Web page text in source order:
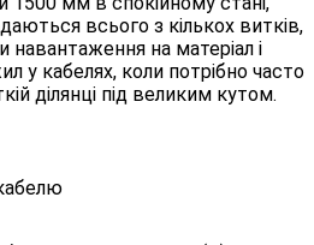
всього з кількох витків,
на матеріал і
у кабелях, коли потрібно часто
ділянці під великим кутом.